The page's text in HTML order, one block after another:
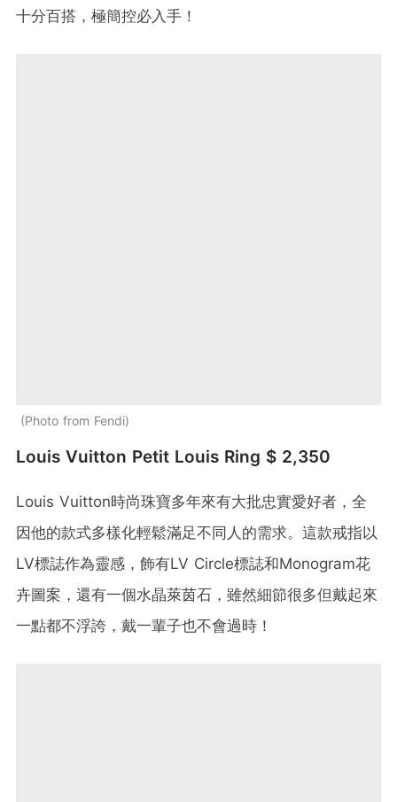
十分百搭，極簡控必入手！
Photo from Fendi
Louis Vuitton Petit Louis Ring $ 2,350
Louis Vuitton時尚珠寶多年來有大批忠實愛好者，全
因他的款式多樣化輕鬆滿足不同人的需求。這款戒指以
LV標誌作為靈感，飾有LV Circle標誌和Monogram花
卉圖案，還有一個水晶萊茵石，雖然細節很多但戴起來
一點都不浮誇，戴一輩子也不會過時！